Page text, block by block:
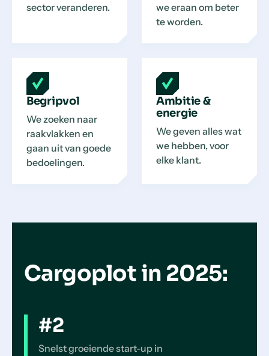
sector veranderen.
we eraan om beter
te worden.
Begripvol
We zoeken naar
raakvlakken en
gaan uit van goede
bedoelingen.
Ambitie &
energie
We geven alles wat
we hebben, voor
elke klant.
Cargoplot in 2025:
#2
Snelst groeiende start-up in